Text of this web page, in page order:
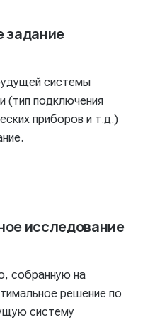
задание
системы
(тип подключения
приборов и т.д.)
исследование
собранную на
решение по
систему